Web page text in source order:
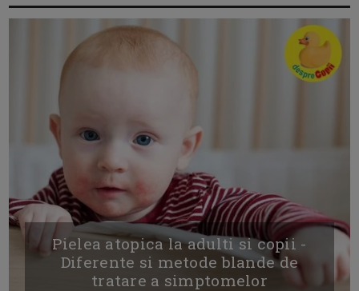
Pielea atopica la adulti si copii -
Diferente si metode blande de
tratare a simptomelor